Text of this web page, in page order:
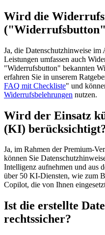
Wird die
Ja, die Datenschutzhinweise im
Leistungen umfassen auch
"Widerrufsbutton" bekannten
erfahren Sie in unserem
FAQ mit Checkliste" und
Widerrufsbelehrungen nutzen.
Wird der Einsatz
(KI)
Ja, im Rahmen der Premium-
können Sie
Intelligenz aufnehmen und aus
über 50 KI-Diensten, wie zum
Copilot, die von Ihnen
Ist die erstellte
rechtssicher?